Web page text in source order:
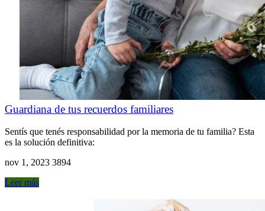
Guardiana de tus recuerdos familiares
Sentís que tenés responsabilidad por la memoria de tu familia? Esta
es la solución definitiva:
nov 1, 2023 3894
Leer más